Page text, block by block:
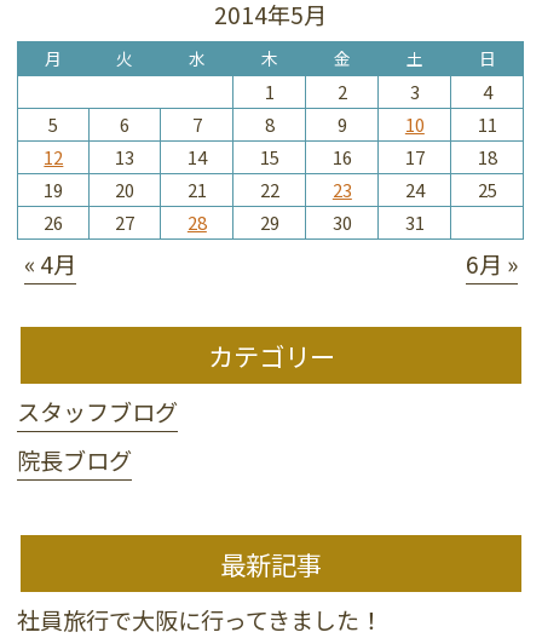
2014年5月
月 火 水 木 金 土 日
1 2 3
4
5
6 7 8 9 10
11
12
13 14 15 16 17
18
19
20 21 22 23 24
25
26
27 28 29 30 31
« 4月 6月 »
カテゴリー
スタッフブログ
院長ブログ
最新記事
社員旅行で大阪に行ってきました！